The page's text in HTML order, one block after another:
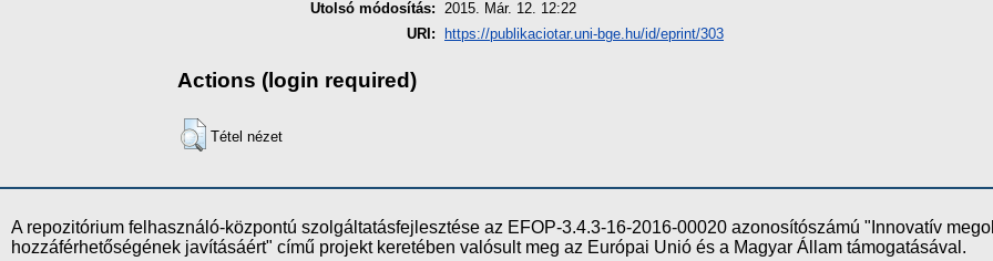
Utolsó módosítás: 2015. Már. 12. 12:22
URI:
https://publikaciotar.uni-bge.hu/id/eprint/303
Actions (login required)
Tétel nézet
A repozitórium felhasználó-központú szolgáltatásfejlesztése az EFOP-3.4.3-16-2016-00020 azonosítószámú "Innovatív
hozzáférhetőségének javításáért" című projekt keretében valósult meg az Európai Unió és a Magyar Állam támogatásával.